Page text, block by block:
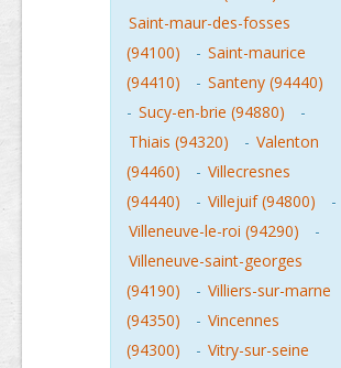
Saint-maur-des-fosses
(94100)
- Saint-maurice
(94410)
- Santeny (94440)
- Sucy-en-brie (94880)
-
Thiais (94320)
- Valenton
(94460)
- Villecresnes
(94440)
- Villejuif (94800)
-
Villeneuve-le-roi (94290)
-
Villeneuve-saint-georges
(94190)
- Villiers-sur-marne
(94350)
- Vincennes
(94300)
- Vitry-sur-seine